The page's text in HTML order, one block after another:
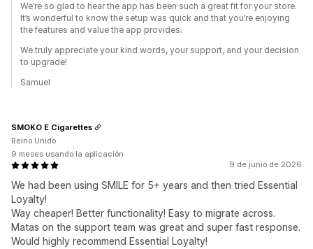
We’re so glad to hear the app has been such a great fit for your store.
It’s wonderful to know the setup was quick and that you’re enjoying
the features and value the app provides.
We truly appreciate your kind words, your support, and your decision
to upgrade!
Samuel
9 de junio de 2026
We had been using SMILE for 5+ years and then tried Essential
Loyalty!
Way cheaper! Better functionality! Easy to migrate across.
Matas on the support team was great and super fast response.
Would highly recommend Essential Loyalty!
SMOKO E Cigarettes
Reino Unido
9 meses usando la aplicación